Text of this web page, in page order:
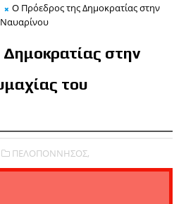
Ο Πρόεδρος της Δημοκρατίας στην
Ναυαρίνου
στην
του
ΠΕΛΟΠΟΝΝΗΣΟΣ,